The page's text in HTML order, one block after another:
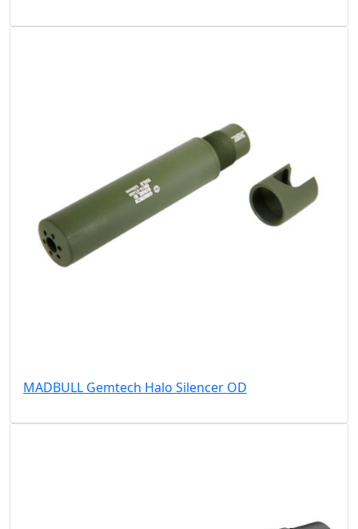
MADBULL Gemtech Halo Silencer OD